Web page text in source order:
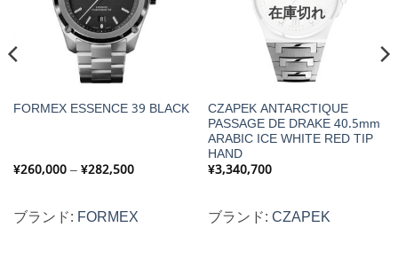
FORMEX ESSENCE 39 BLACK
¥260,000–¥282,500価
–
¥282,500
ブランド: FORMEX
在庫切れ
CZAPEK ANTARCTIQUE
PASSAGE DE DRAKE 40.5mm
ARABIC ICE WHITE RED TIP
HAND
¥3,340,700
ブランド:CZAPEK